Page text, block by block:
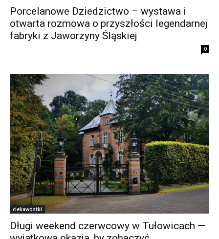
Porcelanowe Dziedzictwo – wystawa i
otwarta rozmowa o przyszłości legendarnej
fabryki z Jaworzyny Śląskiej
0
ciekawostki
Długi weekend czerwcowy w Tułowicach —